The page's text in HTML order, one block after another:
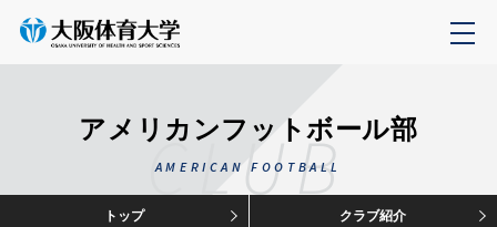
アメリカンフットボール部
AMERICAN FOOTBALL
CLUB
トップ クラブ紹介